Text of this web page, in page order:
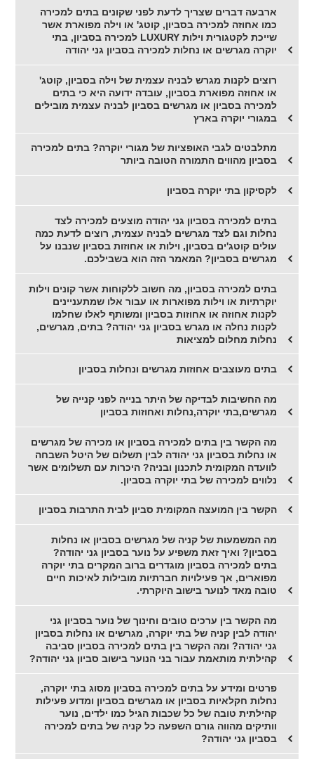
ארבעה דברים שצריך לדעת לפני שקונים בתים למכירה
כמו אחוזה למכירה בסביון, קוטג' או וילה מפוארת אשר
שייכת לקטגורית וילות LUXURY למכירה בסביון, בתי
יוקרה מגרשים או נחלות למכירה בסביון גני יהודה
רוצים לקנות מגרש לבניה עצמית של וילה בסביון, קוטג'
או אחוזה מפוארת בסביון, עובדה ידועה היא כי בתים
למכירה בסביון או מגרשים בסביון לבניה עצמית מובילים
במגורי יוקרה בארץ
מתלבטים לגבי האופציות של מגורי יוקרה? בתים למכירה
בסביון מהווים התמורה הטובה ביותר
לקסיקון בתי יוקרה בסביון
בתים למכירה בסביון גני יהודה מוצעים למכירה לצד
נחלות וגם לצד מגרשים לבניה עצמית, רוצים לדעת כמה
עולים קוטג'ים בסביון, וילות או אחוזות בסביון שנבנו על
מגרשים בסביון? המאמר הזה הוא בשבילכם.
בתים למכירה בסביון, מה חשוב ללקוחות אשר קונים וילות
יוקרתיות או וילות מפוארות או עבור אלו שמתעניינים
לקנות אחוזה או אחוזות בסביון ומשותף לאלו שחלמו
לקנות נחלה או מגרש בסביון גני יהודה? בתים, מגרשים,
נחלות מחלום למציאות
בתים מעוצבים אחוזות מגרשים ונחלות בסביון
מה החשיבות לבדיקה של היתר בנייה לפני קנייה של
מגרשים,בתי יוקרה,נחלות ואחוזות בסביון
מה הקשר בין בתים למכירה בסביון או מכירה של מגרשים
או נחלות בסביון גני יהודה לבין תשלום של היטל השבחה
לוועדה המקומית לתכנון ובניה? היכרות עם תשלומים אשר
נלווים למכירה של בתי יוקרה בסביון.
הקשר בין המועצה המקומית סביון לבית התרבות בסביון
מה המשמעות של קניה של מגרשים בסביון או נחלות
בסביון? ואיך זאת משפיע על נוער בסביון גני יהודה?
בתים למכירה בסביון מוגדרים ברוב המקרים בתי יוקרה
מפוארים, אך פעילויות חברתיות מובילות לאיכות חיים
טובה מאד לנוער בישוב היוקרתי.
מה הקשר בין ערכים טובים וחינוך של נוער בסביון גני
יהודה לבין קניה של בתי יוקרה, מגרשים או נחלות בסביון
גני יהודה? ומה הקשר בין בתים למכירה בסביון סביבה
קהילתית מותאמת עבור בני הנוער בישוב סביון גני יהודה?
פרטים ומידע על בתים למכירה בסביון מסוג בתי יוקרה,
נחלות חקלאיות בסביון או מגרשים בסביון ומדוע פעילות
קהילתית טובה של כל שכבות הגיל כמו ילדים, נוער
וותיקים מהווה גורם השפעה כל קניה של בתים למכירה
בסביון גני יהודה?